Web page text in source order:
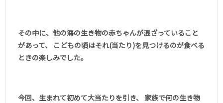
その中に、他の海の生き物の赤ちゃんが混ざっていること
があって、 こどもの頃はそれ(当たり)を見つけるのが食べる
ときの楽しみでした。
今回、生まれて初めて大当たりを引き、 家族で何の生き物